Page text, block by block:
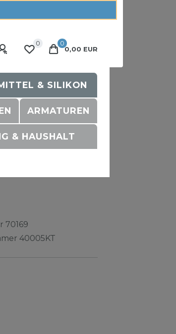
0
0
0,00 EUR
& SILIKON
ARMATUREN
& HAUSHALT
70169
40005KT